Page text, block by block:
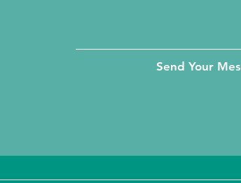
Send Your